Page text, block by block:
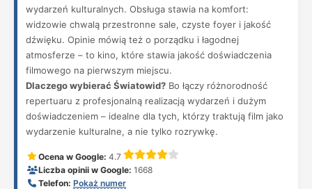
wydarzeń kulturalnych. Obsługa stawia na komfort:
widzowie chwalą przestronne sale, czyste foyer i jakość
dźwięku. Opinie mówią też o porządku i łagodnej
atmosferze – to kino, które stawia jakość doświadczenia
filmowego na pierwszym miejscu.
Dlaczego wybierać Światowid? Bo łączy różnorodność
repertuaru z profesjonalną realizacją wydarzeń i dużym
doświadczeniem – idealne dla tych, którzy traktują film jako
wydarzenie kulturalne, a nie tylko rozrywkę.
Ocena w Google: 4.7
Liczba opinii w Google: 1668
Telefon: Pokaż numer